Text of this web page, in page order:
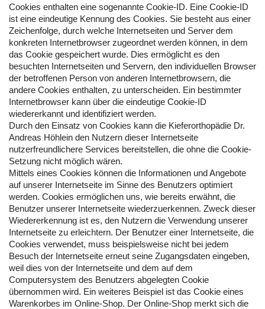
Cookies enthalten eine sogenannte Cookie-ID. Eine Cookie-ID
ist eine eindeutige Kennung des Cookies. Sie besteht aus einer
Zeichenfolge, durch welche Internetseiten und Server dem
konkreten Internetbrowser zugeordnet werden können, in dem
das Cookie gespeichert wurde. Dies ermöglicht es den
besuchten Internetseiten und Servern, den individuellen Browser
der betroffenen Person von anderen Internetbrowsern, die
andere Cookies enthalten, zu unterscheiden. Ein bestimmter
Internetbrowser kann über die eindeutige Cookie-ID
wiedererkannt und identifiziert werden.
Durch den Einsatz von Cookies kann die Kieferorthopädie Dr.
Andreas Höhlein den Nutzern dieser Internetseite
nutzerfreundlichere Services bereitstellen, die ohne die Cookie-
Setzung nicht möglich wären.
Mittels eines Cookies können die Informationen und Angebote
auf unserer Internetseite im Sinne des Benutzers optimiert
werden. Cookies ermöglichen uns, wie bereits erwähnt, die
Benutzer unserer Internetseite wiederzuerkennen. Zweck dieser
Wiedererkennung ist es, den Nutzern die Verwendung unserer
Internetseite zu erleichtern. Der Benutzer einer Internetseite, die
Cookies verwendet, muss beispielsweise nicht bei jedem
Besuch der Internetseite erneut seine Zugangsdaten eingeben,
weil dies von der Internetseite und dem auf dem
Computersystem des Benutzers abgelegten Cookie
übernommen wird. Ein weiteres Beispiel ist das Cookie eines
Warenkorbes im Online-Shop. Der Online-Shop merkt sich die